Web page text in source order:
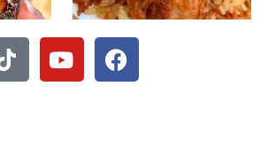
הוא הכי טעים שיש